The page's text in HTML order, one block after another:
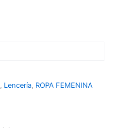
, Lencería, ROPA FEMENINA